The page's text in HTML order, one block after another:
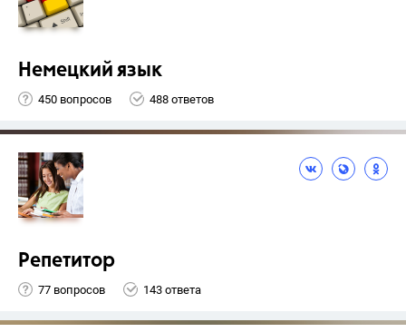
Немецкий язык
450 вопросов 488 ответов
Репетитор
77 вопросов 143 ответа